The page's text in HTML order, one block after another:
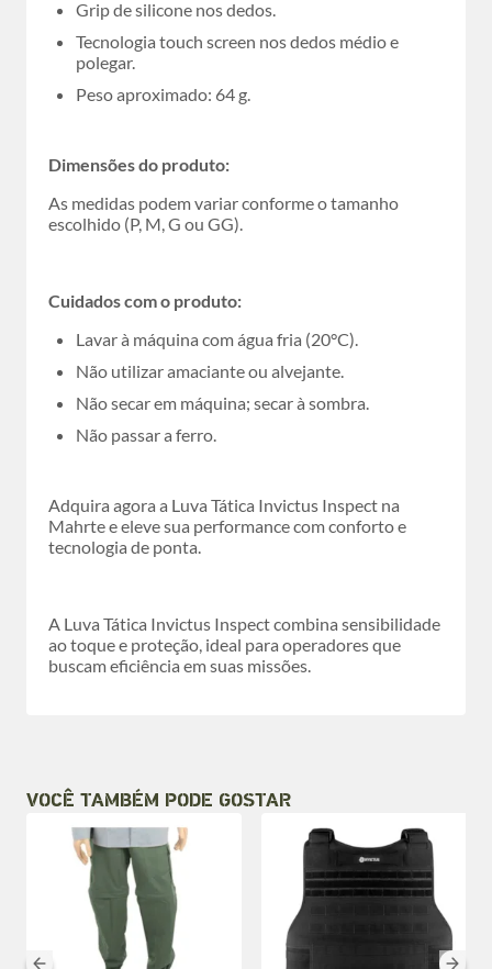
Grip de silicone nos dedos.
Tecnologia touch screen nos dedos médio e
polegar.
Peso aproximado: 64 g.
Dimensões do produto:
As medidas podem variar conforme o tamanho
escolhido (P, M, G ou GG).
Cuidados com o produto:
Lavar à máquina com água fria (20°C).
Não utilizar amaciante ou alvejante.
Não secar em máquina; secar à sombra.
Não passar a ferro.
Adquira agora a Luva Tática Invictus Inspect na
Mahrte e eleve sua performance com conforto e
tecnologia de ponta.
A Luva Tática Invictus Inspect combina sensibilidade
ao toque e proteção, ideal para operadores que
buscam eficiência em suas missões.
VOCÊ TAMBÉM PODE GOSTAR